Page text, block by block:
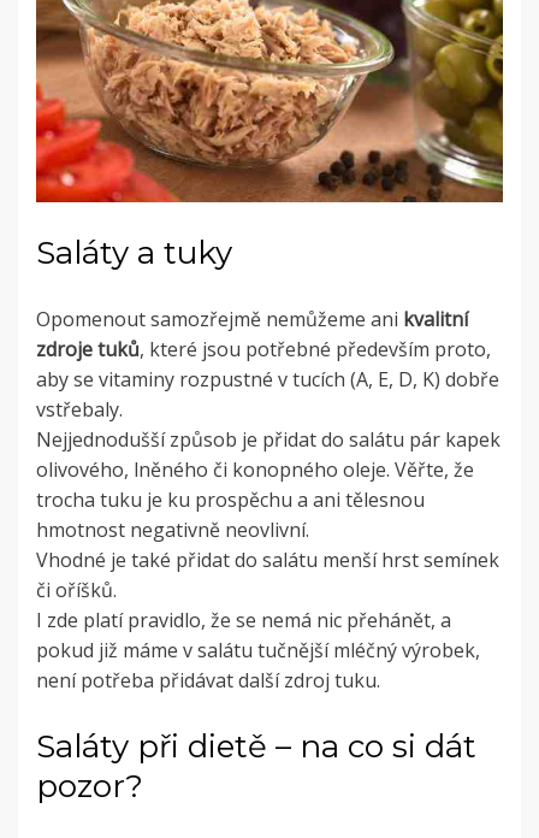
Saláty a tuky
Opomenout samozřejmě nemůžeme ani kvalitní
zdroje tuků, které jsou potřebné především proto,
aby se vitaminy rozpustné v tucích (A, E, D, K) dobře
vstřebaly.
Nejjednodušší způsob je přidat do salátu pár kapek
olivového, lněného či konopného oleje. Věřte, že
trocha tuku je ku prospěchu a ani tělesnou
hmotnost negativně neovlivní.
Vhodné je také přidat do salátu menší hrst semínek
či oříšků.
I zde platí pravidlo, že se nemá nic přehánět, a
pokud již máme v salátu tučnější mléčný výrobek,
není potřeba přidávat další zdroj tuku.
Saláty při dietě – na co si dát
pozor?